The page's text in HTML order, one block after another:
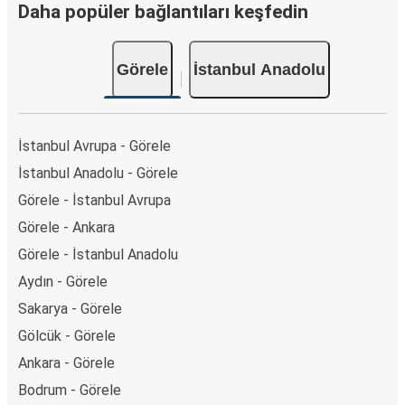
Daha popüler bağlantıları keşfedin
Görele İstanbul Anadolu
İstanbul Avrupa - Görele
İstanbul Anadolu - Görele
Görele - İstanbul Avrupa
Görele - Ankara
Görele - İstanbul Anadolu
Aydın - Görele
Sakarya - Görele
Gölcük - Görele
Ankara - Görele
Bodrum - Görele